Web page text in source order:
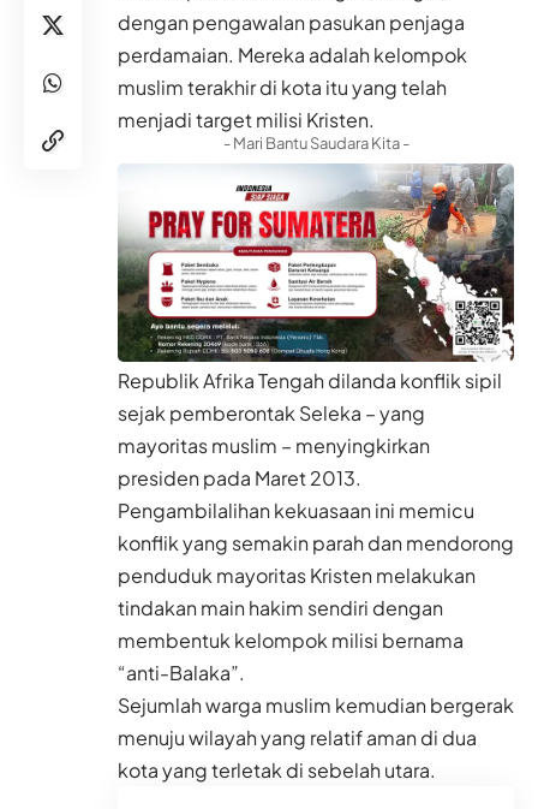
dengan pengawalan pasukan penjaga
perdamaian. Mereka adalah kelompok
muslim terakhir di kota itu yang telah
menjadi target milisi Kristen.
- Mari Bantu Saudara Kita -
Republik Afrika Tengah dilanda konflik sipil
sejak pemberontak Seleka – yang
mayoritas muslim – menyingkirkan
presiden pada Maret 2013.
Pengambilalihan kekuasaan ini memicu
konflik yang semakin parah dan mendorong
penduduk mayoritas Kristen melakukan
tindakan main hakim sendiri dengan
membentuk kelompok milisi bernama
“anti-Balaka”.
Sejumlah warga muslim kemudian bergerak
menuju wilayah yang relatif aman di dua
kota yang terletak di sebelah utara.